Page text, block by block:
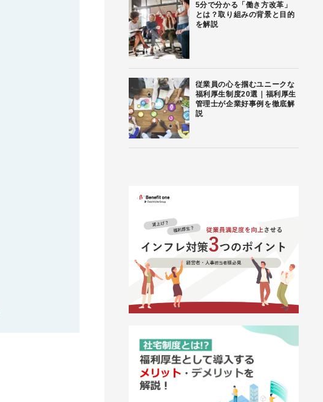
5分で分かる「働き方改革」
とは？取り組みの背景と目的
を解説
従業員の心を掴むユニークな
福利厚生制度20選｜福利厚生
管理士が企業好事例を徹底解
説